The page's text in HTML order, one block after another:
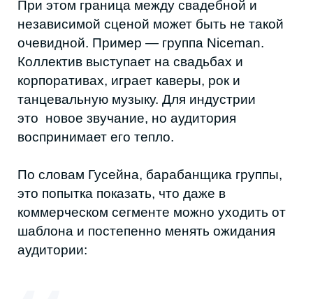
Мэри, солистка «Интерфазы» и автор
сольного проекта, в группе играет инди-рок,